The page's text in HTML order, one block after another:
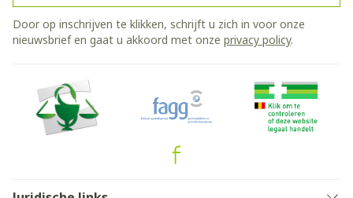
Door op inschrijven te klikken, schrijft u zich in voor onze
nieuwsbrief en gaat u akkoord met onze privacy policy.